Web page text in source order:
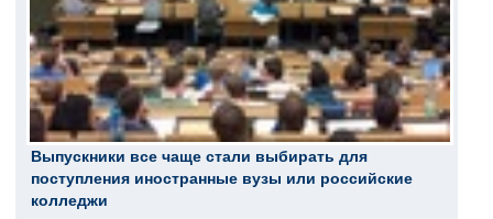
Выпускники все чаще стали выбирать для
поступления иностранные вузы или российские
колледжи